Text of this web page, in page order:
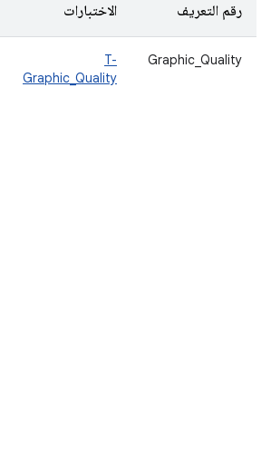
رقم التعريف الاختبارات
Graphic_Quality
T-
Graphic_Quality